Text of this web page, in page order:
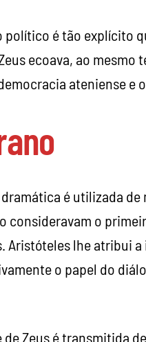
político é tão explícito
ecoava, ao mesmo
ateniense e
é utilizada
consideravam o
Aristóteles lhe atribui
o papel do
de Zeus é transmitida